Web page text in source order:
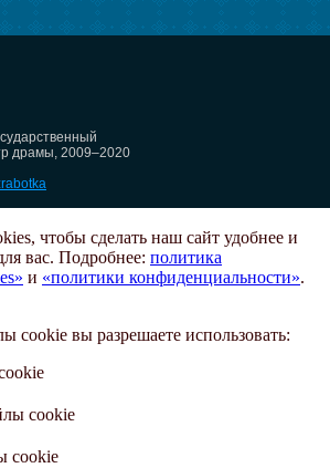
драмы, 2009–2020
чтобы сделать наш сайт удобнее и
вас. Подробнее: политика
и «политики конфиденциальности».
cookie вы разрешаете использовать:
cookie
cookie